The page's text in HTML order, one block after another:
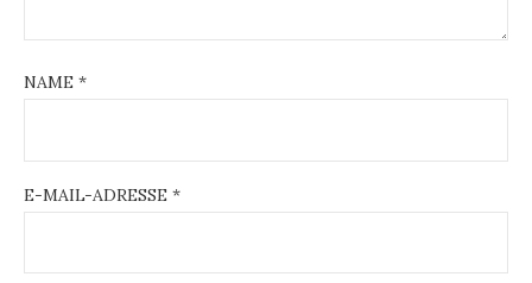
NAME *
E-MAIL-ADRESSE *